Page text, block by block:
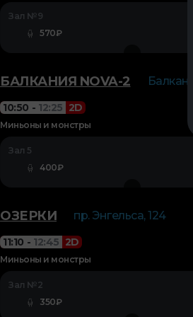
Зал №9
570₽
БАЛКАНИЯ NOVA-2
10:50 - 12:25 2D
Миньоны и монстры
Зал 5
400₽
ОЗЕРКИ пр. Энгельса, 124
11:10 - 12:45 2D
Миньоны и монстры
Зал №2
350₽